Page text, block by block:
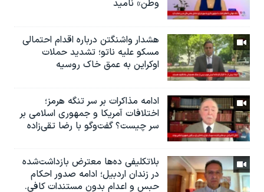
وطن» نامید
هشدار واشنگتن درباره اقدام احتمالی
مسکو علیه ناتو؛ تشدید حملات
اوکراین به عمق خاک روسیه
ادامه مذاکرات بر سر تنگه هرمز؛
اختلافات آمریکا و جمهوری اسلامی بر
سر چیست؟ گفت‌وگو با رضا تقی‌زاده
بلاتکلیفی ده‌ها معترض بازداشت‌شده
در زندان اردبیل؛ ادامه صدور احکام
حبس و اعدام بدون مستندات کافی.